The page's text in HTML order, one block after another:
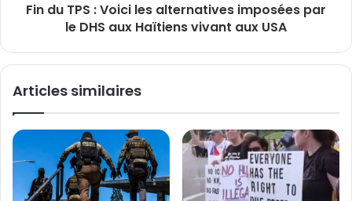
Fin du TPS : Voici les alternatives imposées par
le DHS aux Haïtiens vivant aux USA
Articles similaires